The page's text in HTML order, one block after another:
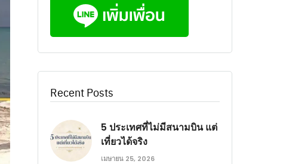
Recent Posts
5 ประเทศที่ไม่มีสนามบิน แต่
เที่ยวได้จริง
เมษายน 25, 2026